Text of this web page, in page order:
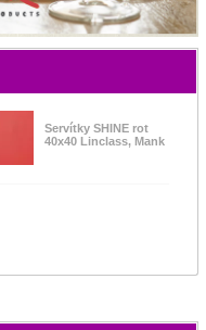
Servítky SHINE rot
40x40 Linclass, Mank